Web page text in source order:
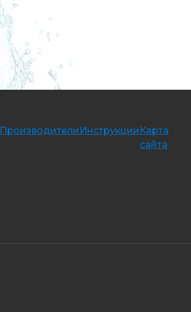
Производители Инструкции Карта
сайта